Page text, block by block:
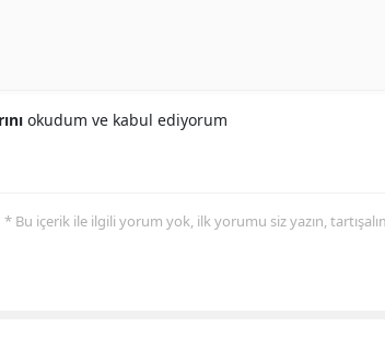
okudum ve kabul ediyorum
* Bu içerik ile ilgili yorum yok, ilk yorumu siz yazın,